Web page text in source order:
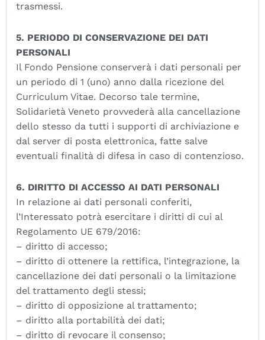
trasmessi.
5. PERIODO DI CONSERVAZIONE DEI DATI
PERSONALI
Il Fondo Pensione conserverà i dati personali per
un periodo di 1 (uno) anno dalla ricezione del
Curriculum Vitae. Decorso tale termine,
Solidarietà Veneto provvederà alla cancellazione
dello stesso da tutti i supporti di archiviazione e
dal server di posta elettronica, fatte salve
eventuali finalità di difesa in caso di contenzioso.
6. DIRITTO DI ACCESSO AI DATI PERSONALI
In relazione ai dati personali conferiti,
l’Interessato potrà esercitare i diritti di cui al
Regolamento UE 679/2016:
– diritto di accesso;
– diritto di ottenere la rettifica, l’integrazione, la
cancellazione dei dati personali o la limitazione
del trattamento degli stessi;
– diritto di opposizione al trattamento;
– diritto alla portabilità dei dati;
– diritto di revocare il consenso;